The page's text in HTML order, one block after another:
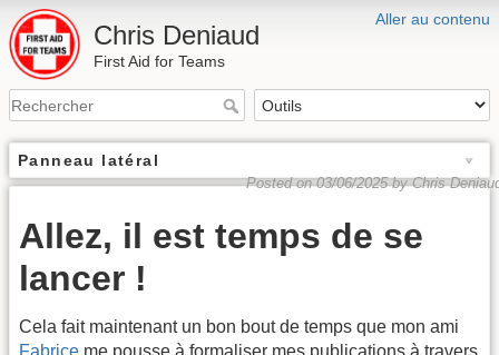
Aller au contenu
Chris Deniaud
First Aid for Teams
Panneau latéral
Posted on 03/06/2025 by Chris
Allez, il est temps de se
lancer !
Cela fait maintenant un bon bout de temps que mon ami